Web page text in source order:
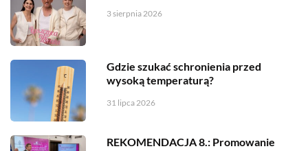
3 sierpnia 2026
Gdzie szukać schronienia przed
wysoką temperaturą?
31 lipca 2026
REKOMENDACJA 8.: Promowanie